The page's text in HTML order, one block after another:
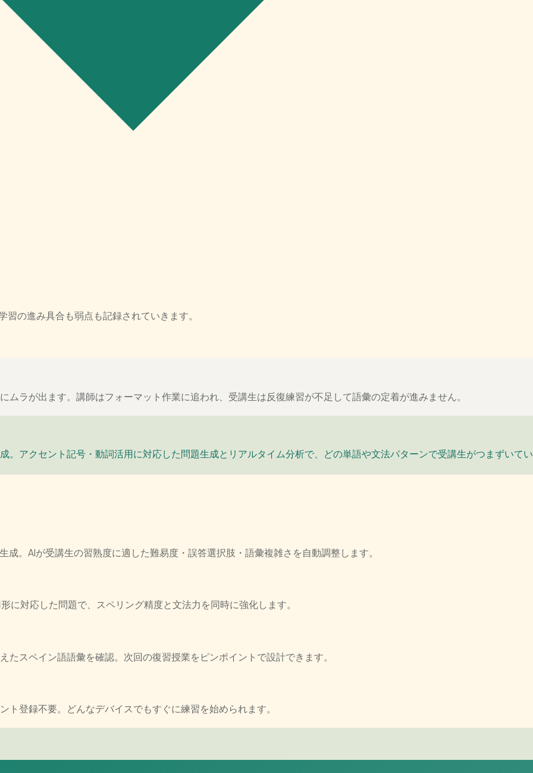
の進み具合も弱点も記録されていきます。
ラが出ます。講師はフォーマット作業に追われ、受講生は反復練習が不足して語彙の定着が進みません。
。アクセント記号・動詞活用に対応した問題生成とリアルタイム分析で、どの単語や文法パターンで受講生がつまずいてい
成。AIが受講生の習熟度に適した難易度・誤答選択肢・語彙複雑さを自動調整します。
対応した問題で、スペリング精度と文法力を同時に強化します。
スペイン語語彙を確認。次回の復習授業をピンポイントで設計できます。
登録不要。どんなデバイスでもすぐに練習を始められます。